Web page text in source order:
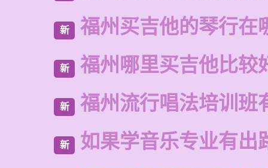
新 福州买吉他的琴行在
新 福州哪里买吉他比较
新 福州流行唱法培训班
新 如果学音乐专业有出